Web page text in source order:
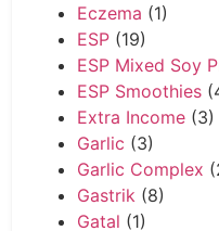
Eczema (1)
ESP (19)
ESP Mixed Soy
ESP Smoothies
Extra Income (3)
Garlic (3)
Garlic Complex
Gastrik (8)
Gatal (1)